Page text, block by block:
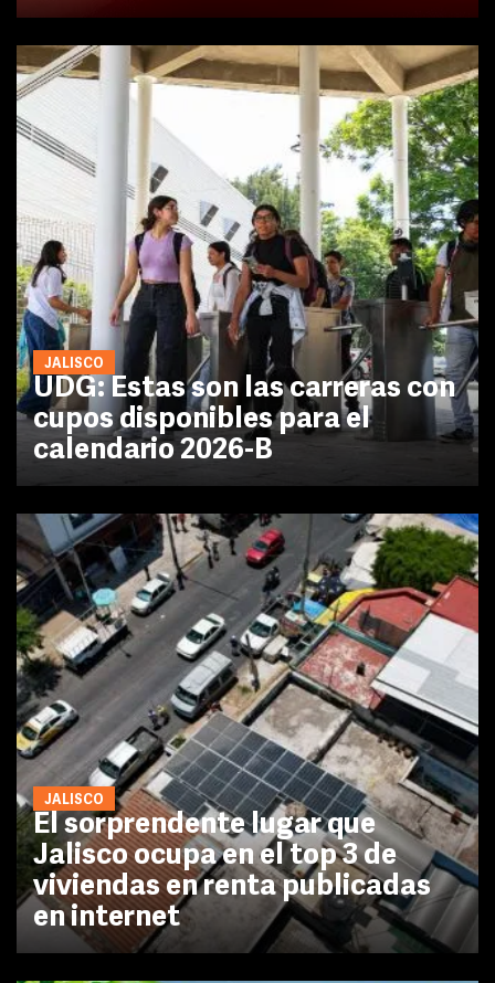
JALISCO
UDG: Estas son las carreras con
cupos disponibles para el
calendario 2026-B
JALISCO
El sorprendente lugar que
Jalisco ocupa en el top 3 de
viviendas en renta publicadas
en internet